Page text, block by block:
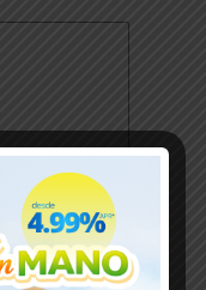
0 / 180